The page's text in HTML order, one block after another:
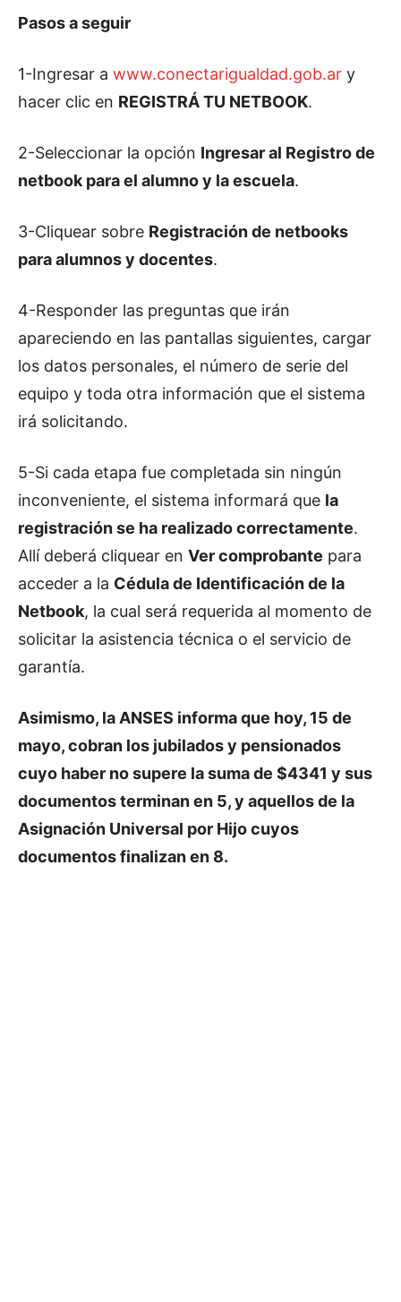
Pasos a seguir
1-Ingresar a www.conectarigualdad.gob.ar y
hacer clic en REGISTRÁ TU NETBOOK.
2-Seleccionar la opción Ingresar al Registro de
netbook para el alumno y la escuela.
3-Cliquear sobre Registración de netbooks
para alumnos y docentes.
4-Responder las preguntas que irán
apareciendo en las pantallas siguientes, cargar
los datos personales, el número de serie del
equipo y toda otra información que el sistema
irá solicitando.
5-Si cada etapa fue completada sin ningún
inconveniente, el sistema informará que la
registración se ha realizado correctamente.
Allí deberá cliquear en Ver comprobante para
acceder a la Cédula de Identificación de la
Netbook, la cual será requerida al momento de
solicitar la asistencia técnica o el servicio de
garantía.
Asimismo, la ANSES informa que hoy, 15 de
mayo, cobran los jubilados y pensionados
cuyo haber no supere la suma de $4341 y sus
documentos terminan en 5, y aquellos de la
Asignación Universal por Hijo cuyos
documentos finalizan en 8.